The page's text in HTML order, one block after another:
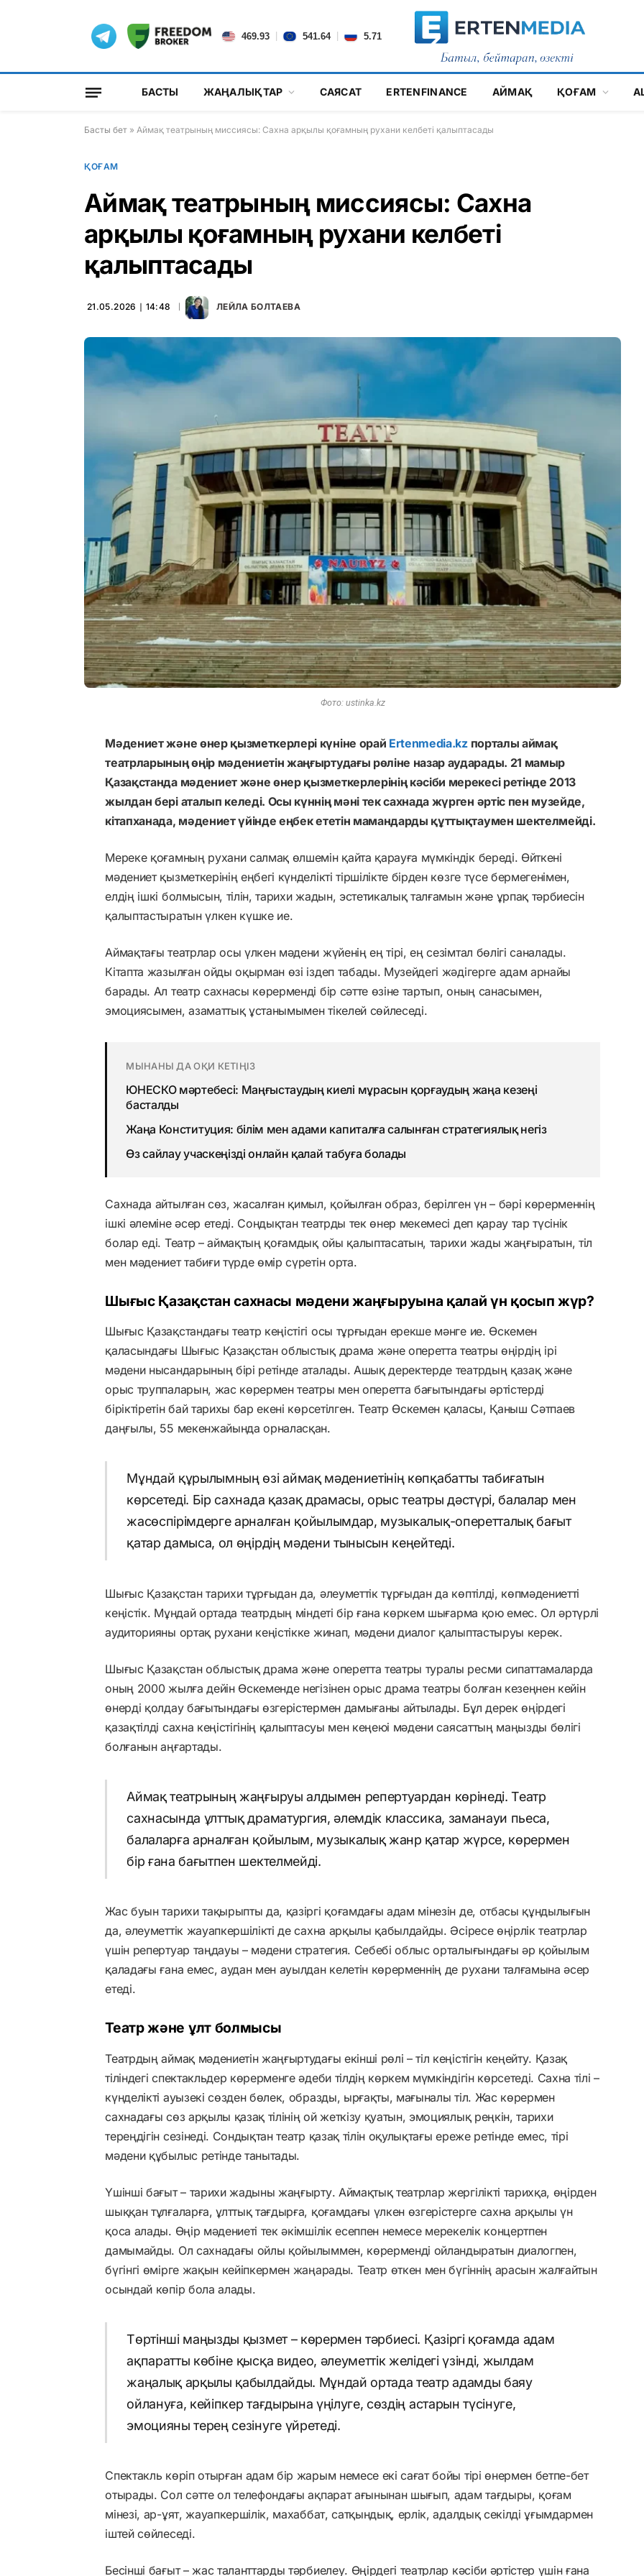
469.93 541.64 5.71
БАСТЫ ЖАҢАЛЫҚТАР САЯСАТ ERTENFINANCE АЙМАҚ ҚОҒАМ
Басты бет » Аймақ театрының миссиясы: Сахна арқылы қоғамның рухани келбеті қалыптасады
ҚОҒАМ
Аймақ театрының миссиясы: Сахна
арқылы қоғамның рухани келбеті
қалыптасады
21.05.2026 ∣ 14:48 ЛЕЙЛА БОЛТАЕВА
Фото: ustinka.kz
Мәдениет және өнер қызметкерлері күніне орай Ertenmedia.kzпорталы аймақ
театрларының өңір мәдениетін жаңғыртудағы рөліне назар аударады. 21 мамыр
Қазақстанда мәдениет және өнер қызметкерлерінің кәсіби мерекесі ретінде 2013
жылдан бері аталып келеді. Осы күннің мәні тек сахнада жүрген әртіс пен музейде,
кітапханада, мәдениет үйінде еңбек ететін мамандарды құттықтаумен шектелмейді.
Мереке қоғамның рухани салмақ өлшемін қайта қарауға мүмкіндік береді. Өйткені
мәдениет қызметкерінің еңбегі күнделікті тіршілікте бірден көзге түсе бермегенімен,
елдің ішкі болмысын, тілін, тарихи жадын, эстетикалық талғамын және ұрпақ тәрбиесін
қалыптастыратын үлкен күшке ие.
Аймақтағы театрлар осы үлкен мәдени жүйенің ең тірі, ең сезімтал бөлігі саналады.
Кітапта жазылған ойды оқырман өзі іздеп табады. Музейдегі жәдігерге адам арнайы
барады. Ал театр сахнасы көрерменді бір сәтте өзіне тартып, оның санасымен,
эмоциясымен, азаматтық ұстанымымен тікелей сөйлеседі.
МЫНАНЫ ДА ОҚИ КЕТІҢІЗ
ЮНЕСКО мәртебесі: Маңғыстаудың киелі мұрасын қорғаудың жаңа кезеңі
басталды
Жаңа Конституция: білім мен адами капиталға салынған стратегиялық негіз
Өз сайлау учаскеңізді онлайн қалай табуға болады
Сахнада айтылған сөз, жасалған қимыл, қойылған образ, берілген үн – бәрі көрерменнің
ішкі әлеміне әсер етеді. Сондықтан театрды тек өнер мекемесі деп қарау тар түсінік
болар еді. Театр – аймақтың қоғамдық ойы қалыптасатын, тарихи жады жаңғыратын, тіл
мен мәдениет табиғи түрде өмір сүретін орта.
Шығыс Қазақстан сахнасы мәдени жаңғыруына қалай үн қосып жүр?
Шығыс Қазақстандағы театр кеңістігі осы тұрғыдан ерекше мәнге ие. Өскемен
қаласындағы Шығыс Қазақстан облыстық драма және оперетта театры өңірдің ірі
мәдени нысандарының бірі ретінде аталады. Ашық деректерде театрдың қазақ және
орыс труппаларын, жас көрермен театры мен оперетта бағытындағы әртістерді
біріктіретін бай тарихы бар екені көрсетілген. Театр Өскемен қаласы, Қаныш Сәтпаев
даңғылы, 55 мекенжайында орналасқан.
Мұндай құрылымның өзі аймақ мәдениетінің көпқабатты табиғатын
көрсетеді. Бір сахнада қазақ драмасы, орыс театры дәстүрі, балалар мен
жасөспірімдерге арналған қойылымдар, музыкалық-оперетталық бағыт
қатар дамыса, ол өңірдің мәдени тынысын кеңейтеді.
Шығыс Қазақстан тарихи тұрғыдан да, әлеуметтік тұрғыдан да көптілді, көпмәдениетті
кеңістік. Мұндай ортада театрдың міндеті бір ғана көркем шығарма қою емес. Ол әртүрлі
аудиторияны ортақ рухани кеңістікке жинап, мәдени диалог қалыптастыруы керек.
Шығыс Қазақстан облыстық драма және оперетта театры туралы ресми сипаттамаларда
оның 2000 жылға дейін Өскеменде негізінен орыс драма театры болған кезеңнен кейін
өнерді қолдау бағытындағы өзгерістермен дамығаны айтылады. Бұл дерек өңірдегі
қазақтілді сахна кеңістігінің қалыптасуы мен кеңеюі мәдени саясаттың маңызды бөлігі
болғанын аңғартады.
Аймақ театрының жаңғыруы алдымен репертуардан көрінеді. Театр
сахнасында ұлттық драматургия, әлемдік классика, заманауи пьеса,
балаларға арналған қойылым, музыкалық жанр қатар жүрсе, көрермен
бір ғана бағытпен шектелмейді.
Жас буын тарихи тақырыпты да, қазіргі қоғамдағы адам мінезін де, отбасы құндылығын
да, әлеуметтік жауапкершілікті де сахна арқылы қабылдайды. Әсіресе өңірлік театрлар
үшін репертуар таңдауы – мәдени стратегия. Себебі облыс орталығындағы әр қойылым
қаладағы ғана емес, аудан мен ауылдан келетін көрерменнің де рухани талғамына әсер
етеді.
Театр және ұлт болмысы
Театрдың аймақ мәдениетін жаңғыртудағы екінші рөлі – тіл кеңістігін кеңейту. Қазақ
тіліндегі спектакльдер көрерменге әдеби тілдің көркем мүмкіндігін көрсетеді. Сахна тілі –
күнделікті ауызекі сөзден бөлек, образды, ырғақты, мағыналы тіл. Жас көрермен
сахнадағы сөз арқылы қазақ тілінің ой жеткізу қуатын, эмоциялық реңкін, тарихи
тереңдігін сезінеді. Сондықтан театр қазақ тілін оқулықтағы ереже ретінде емес, тірі
мәдени құбылыс ретінде танытады.
Үшінші бағыт – тарихи жадыны жаңғырту. Аймақтық театрлар жергілікті тарихқа, өңірден
шыққан тұлғаларға, ұлттық тағдырға, қоғамдағы үлкен өзгерістерге сахна арқылы үн
қоса алады. Өңір мәдениеті тек әкімшілік есеппен немесе мерекелік концертпен
дамымайды. Ол сахнадағы ойлы қойылыммен, көрерменді ойландыратын диалогпен,
бүгінгі өмірге жақын кейіпкермен жаңарады. Театр өткен мен бүгіннің арасын жалғайтын
осындай көпір бола алады.
Төртінші маңызды қызмет – көрермен тәрбиесі. Қазіргі қоғамда адам
ақпаратты көбіне қысқа видео, әлеуметтік желідегі үзінді, жылдам
жаңалық арқылы қабылдайды. Мұндай ортада театр адамды баяу
ойлануға, кейіпкер тағдырына үңілуге, сөздің астарын түсінуге,
эмоцияны терең сезінуге үйретеді.
Спектакль көріп отырған адам бір жарым немесе екі сағат бойы тірі өнермен бетпе-бет
отырады. Сол сәтте ол телефондағы ақпарат ағынынан шығып, адам тағдыры, қоғам
мінезі, ар-ұят, жауапкершілік, махаббат, сатқындық, ерлік, адалдық секілді ұғымдармен
іштей сөйлеседі.
Бесінші бағыт – жас таланттарды тәрбиелеу. Өңірдегі театрлар кәсіби әртістер үшін ғана